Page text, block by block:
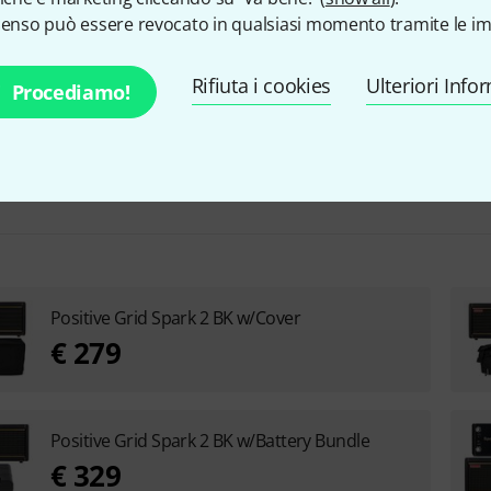
può essere revocato in qualsiasi momento tramite le
Procediamo! Rifiuta i cookies Ulteriori
Connettore del footswitch Si
Peso in kg 5,2 kg
Positive Grid Spark 2 BK w/Cover
€ 279
Positive Grid Spark 2 BK w/Battery Bundle
€ 329